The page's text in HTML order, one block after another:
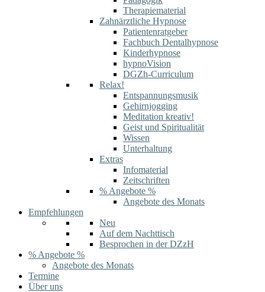
Therapiematerial
Zahnärztliche Hypnose
Patientenratgeber
Fachbuch Dentalhypnose
Kinderhypnose
hypnoVision
DGZh-Curriculum
Relax!
Entspannungsmusik
Gehirnjogging
Meditation kreativ!
Geist und Spiritualität
Wissen
Unterhaltung
Extras
Infomaterial
Zeitschriften
% Angebote %
Angebote des Monats
Empfehlungen
Neu
Auf dem Nachttisch
Besprochen in der DZzH
% Angebote %
Angebote des Monats
Termine
Über uns